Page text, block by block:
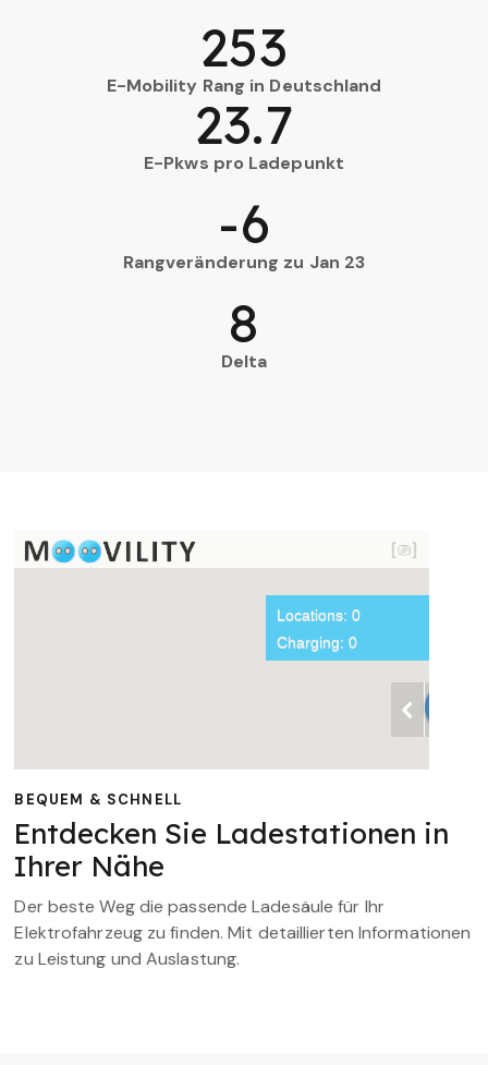
E-Mobility Rang in Deutschland
253
E-Pkws pro Ladepunkt
23.7
Rangveränderung zu Jan 23
-6
Delta
8
BEQUEM & SCHNELL
Entdecken Sie Ladestationen in
Ihrer Nähe
Der beste Weg die passende Ladesäule für Ihr
Elektrofahrzeug zu finden. Mit detaillierten Informationen
zu Leistung und Auslastung.